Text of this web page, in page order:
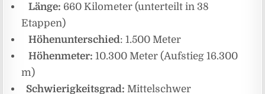
Länge: 660 Kilometer (unterteilt in 38
Etappen)
Höhenunterschied: 1.500 Meter
Höhenmeter: 10.300 Meter (Aufstieg 16.300
m)
Schwierigkeitsgrad: Mittelschwer